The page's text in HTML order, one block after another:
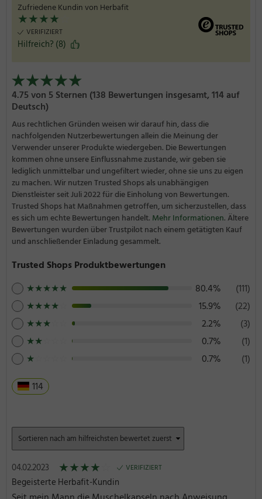
Zufriedene Kundin von Herbafit
★★★★
VERIFIZIERT
Hilfreich? (8)
4.75 von 5 Sternen (138 Bewertungen insgesamt, 114 auf
Deutsch)
Aus rechtlichen Gründen weisen wir darauf hin, dass die
nachfolgenden Nutzerbewertungen allein die Meinung der
Verwender unserer Produkte wiedergeben. Die Bewertungen
kommen ohne unsere Einflussnahme zustande, wir geben sie
lediglich unmittelbar und ungefiltert wieder, ohne sie uns zu eigen
zu machen. Wir nutzen Trusted Shops als unabhängigen
Dienstleister seit Juli 2022 für die Einholung von Bewertungen.
Trusted Shops hat Maßnahmen getroffen, um sicherzustellen, dass
es sich um echte Bewertungen handelt. Mehr Informationen. Ältere
Bewertungen wurden über Trustpilot nach einem getätigten Kauf
und anschließender Einladung gesammelt.
Trusted Shops Produktbewertungen
★★★★★ 80.4%
(111)
★★★★ 15.9%
(22)
★★★ 2.2%
(3)
★★ 0.7%
(1)
★
0.7%
(1)
114
04.02.2023 ★★★★ VERIFIZIERT
Begeisterte Herbafit-Kundin